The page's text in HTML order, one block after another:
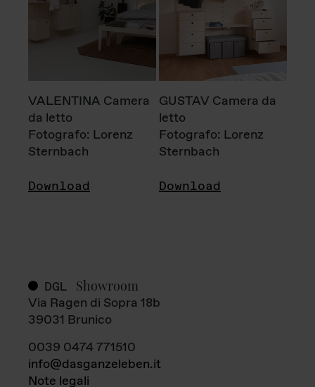
VALENTINA Camera
da letto
Fotografo: Lorenz
Sternbach
Download
GUSTAV Camera da
letto
Fotografo: Lorenz
Sternbach
Download
DGL Showroom
Via Ragen di Sopra 18b
39031 Brunico
0039 0474 771510
info@dasganzeleben.it
Note legali